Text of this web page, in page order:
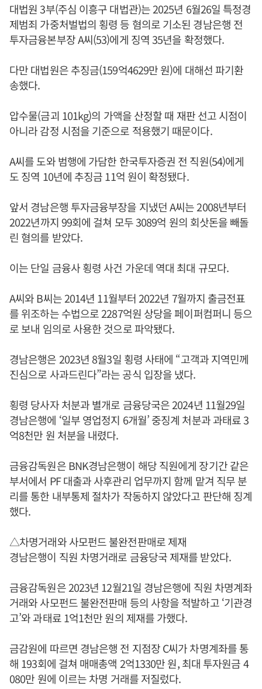
대법원 3부(주심 이흥구 대법관)는 2025년 6월26일 특정경
제범죄 가중처벌법의 횡령 등 혐의로 기소된 경남은행 전
투자금융본부장 A씨(53)에게 징역 35년을 확정했다.
다만 대법원은 추징금(159억4629만 원)에 대해선 파기환
송했다.
압수물(금괴 101kg)의 가액을 산정할 때 재판 선고 시점이
아니라 감정 시점을 기준으로 적용했기 때문이다.
A씨를 도와 범행에 가담한 한국투자증권 전 직원(54)에게
도 징역 10년에 추징금 11억 원이 확정됐다.
앞서 경남은행 투자금융부장을 지냈던 A씨는 2008년부터
2022년까지 99회에 걸쳐 모두 3089억 원의 회삿돈을 빼돌
린 혐의를 받았다.
이는 단일 금융사 횡령 사건 가운데 역대 최대 규모다.
A씨와 B씨는 2014년 11월부터 2022년 7월까지 출금전표
를 위조하는 수법으로 2287억원 상당을 페이퍼컴퍼니 등으
로 보내 임의로 사용한 것으로 파악됐다.
경남은행은 2023년 8월3일 횡령 사태에 “고객과 지역민께
진심으로 사과드린다”라는 공식 입장을 냈다.
횡령 당사자 처분과 별개로 금융당국은 2024년 11월29일
경남은행에 ‘일부 영업정지 6개월’ 중징계 처분과 과태료 3
억8천만 원 처분을 내렸다.
금융감독원은 BNK경남은행이 해당 직원에게 장기간 같은
부서에서 PF 대출과 사후관리 업무까지 함께 맡겨 직무 분
리를 통한 내부통제 절차가 작동하지 않았다고 판단해 징계
했다.
△차명거래와 사모펀드 불완전판매로 제재
경남은행이 직원 차명거래로 금융당국 제재를 받았다.
금융감독원은 2023년 12월21일 경남은행에 직원 차명계좌
거래와 사모펀드 불완전판매 등의 사항을 적발하고 ‘기관경
고’와 과태료 1억1천만 원의 제재를 가했다.
금감원에 따르면 경남은행 전 지점장 C씨가 차명계좌를 통
해 193회에 걸쳐 매매총액 2억1330만 원, 최대 투자원금 4
080만 원에 이르는 차명 거래를 저질렀다.